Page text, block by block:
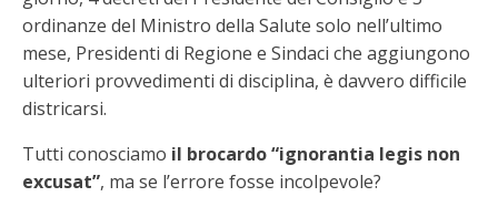
ordinanze del Ministro della Salute solo nell’ultimo
mese, Presidenti di Regione e Sindaci che aggiungono
ulteriori provvedimenti di disciplina, è davvero difficile
districarsi.
Tutti conosciamo il brocardo “ignorantia legis non
excusat”, ma se l’errore fosse incolpevole?